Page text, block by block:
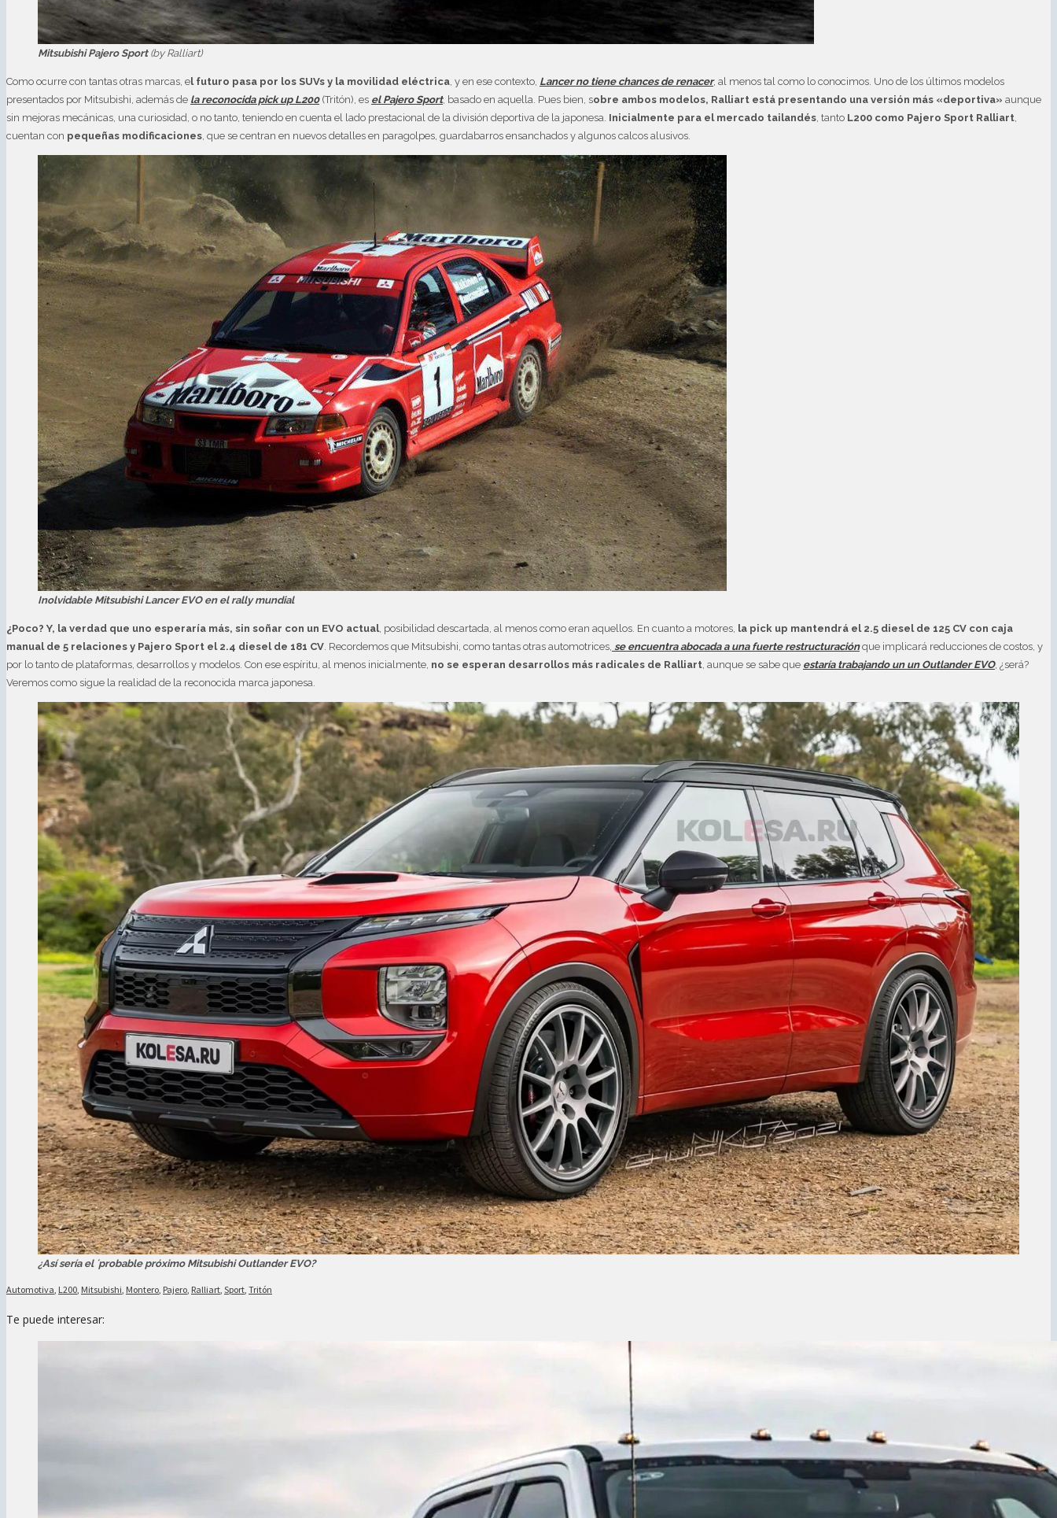
Mitsubishi Pajero Sport (by Ralliart)
Como ocurre con tantas otras marcas, el futuro pasa por los SUVs y la movilidad eléctrica , y en ese contexto, Lancer no tiene chances de renacer, al menos tal como lo conocimos. Uno de los últimos modelos
presentados por Mitsubishi, además de la reconocida pick up L200(Tritón), es el Pajero Sport, basado en aquella. Pues bien, sobre ambos modelos, Ralliart está presentando una versión más «deportiva» aunque
sin mejoras mecánicas, una curiosidad, o no tanto, teniendo en cuenta el lado prestacional de la división deportiva de la japonesa. Inicialmente para el mercado tailandés , tanto L200 como Pajero Sport Ralliart
cuentan con pequeñas modificaciones , que se centran en nuevos detalles en paragolpes, guardabarros ensanchados y algunos calcos alusivos.
Inolvidable Mitsubishi Lancer EVO en el rally mundial
¿Poco? Y, la verdad que uno esperaría más, sin soñar con un EVO actual, posibilidad descartada, al menos como eran aquellos. En cuanto a motores, la pick up mantendrá el 2.5 diesel de 125 CV con caja
manual de 5 relaciones y Pajero Sport el 2.4 diesel de 181 CV . Recordemos que Mitsubishi, como tantas otras automotrices, se encuentra abocada a una fuerte restructuraciónque implicará reducciones de costos, y
por lo tanto de plataformas, desarrollos y modelos. Con ese espíritu, al menos inicialmente, no se esperan desarrollos más radicales de Ralliart , aunque se sabe que estaría trabajando un un Outlander EVO, ¿será?
Veremos como sigue la realidad de la reconocida marca japonesa.
¿Así sería el ´probable próximo Mitsubishi Outlander EVO?
Automotiva L200 Mitsubishi Montero Pajero Ralliart Sport Tritón
Te puede interesar: